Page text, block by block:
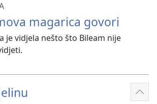
magarica govori
je vidjela nešto što Bileam nije